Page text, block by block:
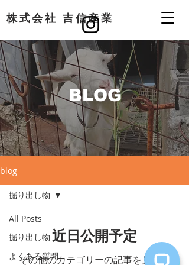
​株式会社 吉信産業
BLOG
blog
All Posts
掘り出し物
よくある質問
掘り出し物
近日公開予定
その他のカテゴリーの記事を見まし